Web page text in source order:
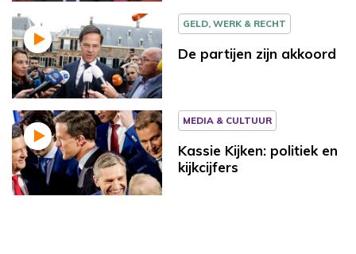
GELD, WERK & RECHT
De partijen zijn akkoord
MEDIA & CULTUUR
Kassie Kijken: politiek en
kijkcijfers